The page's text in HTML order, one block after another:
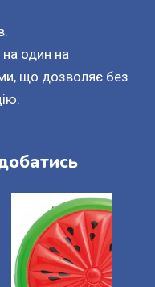
один на
що дозволяє без